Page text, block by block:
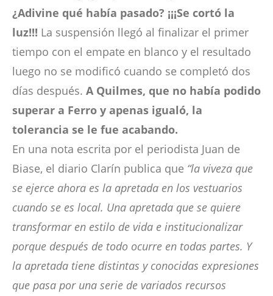
¿Adivine qué había pasado? ¡¡¡Se cortó la
luz!!! La suspensión llegó al finalizar el primer
tiempo con el empate en blanco y el resultado
luego no se modificó cuando se completó dos
días después. A Quilmes, que no había podido
superar a Ferro y apenas igualó, la
tolerancia se le fue acabando.
En una nota escrita por el periodista Juan de
Biase, el diario Clarín publica que “la viveza que
se ejerce ahora es la apretada en los vestuarios
cuando se es local. Una apretada que se quiere
transformar en estilo de vida e institucionalizar
porque después de todo ocurre en todas partes. Y
la apretada tiene distintas y conocidas expresiones
que pasa por una serie de variados recursos